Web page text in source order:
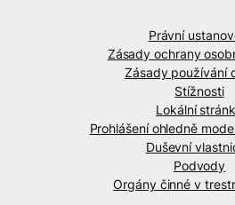
Právní
Zásady ochrany
Zásady používání
Stížnosti
Lokální
Prohlášení ohledně
Duševní
Podvody
Orgány činné v